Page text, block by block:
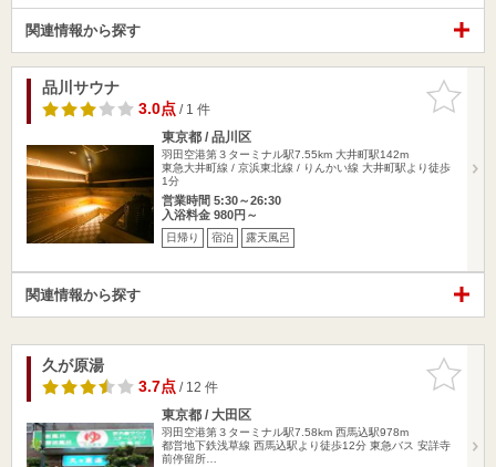
関連情報から探す
お気に入
りに追加
品川サウナ
3.0点/ 1 件
東京都 / 品川区
羽田空港第３ターミナル駅7.55km 大井町駅142m
東急大井町線 / 京浜東北線 / りんかい線 大井町駅より徒歩
1分
営業時間 5:30～26:30
入浴料金 980円～
日帰り 宿泊 露天風呂
関連情報から探す
お気に入
りに追加
久が原湯
3.7点/ 12 件
東京都 / 大田区
羽田空港第３ターミナル駅7.58km 西馬込駅978m
都営地下鉄浅草線 西馬込駅より徒歩12分 東急バス 安詳寺
前停留所…